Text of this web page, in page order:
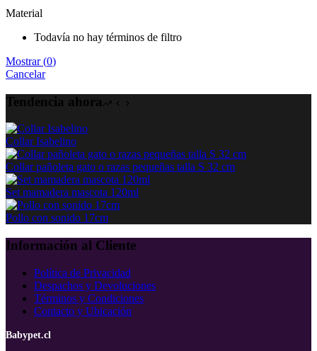
Material
Todavía no hay términos de filtro
Mostrar(0)
Cancelar
Tendencia ahora
Collar Isabelino
Collar pañoleta gato o razas pequeñas talla S 32 cm
Set mamadera mascota 120ml
Pollo con sonido 17cm
Información al Cliente
Política de Privacidad
Despachos y Devoluciones
Términos y Condiciones
Contacto y Ubicación
Babypet.cl